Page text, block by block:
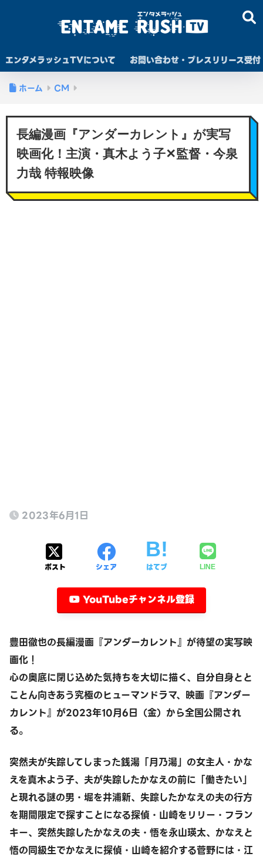
エンタメラッシュTVについて お問い合わせ・プレスリリース受付
ホーム CM
長編漫画『アンダーカレント』が実写
映画化！主演・真木よう子✕監督・今泉
力哉 特報映像
2023年6月1日
ポスト シェア はてブ LINE
YouTubeチャンネル登録
豊田徹也の長編漫画『アンダーカレント』が待望の実写映
画化！
心の奥底に閉じ込めた気持ちを大切に描く、自分自身とと
ことん向きあう究極のヒューマンドラマ、映画『アンダー
カレント』が2023年10月6日（金）から全国公開され
る。
突然夫が失踪してしまった銭湯「月乃湯」の女主人・かな
えを真木よう子、夫が失踪したかなえの前に「働きたい」
と現れる謎の男・堀を井浦新、失踪したかなえの夫の行方
を期間限定で探すことになる探偵・山崎をリリー・フラン
キー、突然失踪したかなえの夫・悟を永山瑛太、かなえと
悟の同級生でかなえに探偵・山崎を紹介する菅野には・江